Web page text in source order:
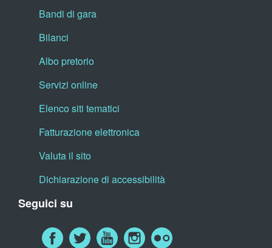
Bandi di gara
Bilanci
Albo pretorio
Servizi online
Elenco siti tematici
Fatturazione elettronica
Valuta il sito
Dichiarazione di accessibilità
Seguici su